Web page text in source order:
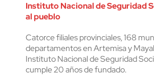
Instituto Nacional de Seguridad
al pueblo
Catorce filiales provinciales, 168
departamentos en Artemisa y
Instituto Nacional de Seguridad
cumple 20 años de fundado.